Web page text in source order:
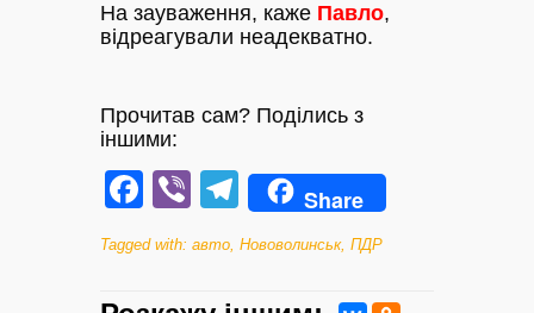
На зауваження, каже Павло,
відреагували неадекватно.
Прочитав сам? Поділись з
іншими:
Facebook
ViberTelegram
Share
Tagged with: авто, Нововолинськ, ПДР